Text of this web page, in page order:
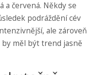
a červená. Někdy se
podráždění cév
ale zároveň
měl být trend jasně